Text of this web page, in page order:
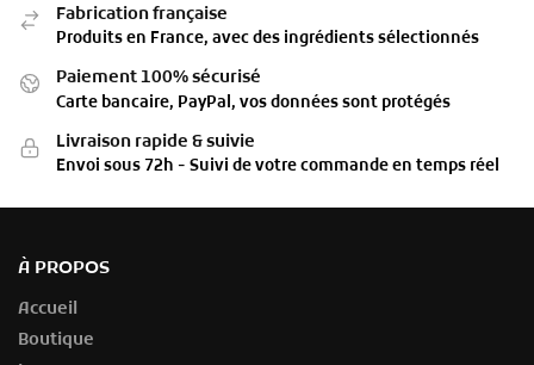
Fabrication française
Produits en France, avec des ingrédients sélectionnés
Paiement 100% sécurisé
Carte bancaire, PayPal, vos données sont protégés
Livraison rapide & suivie
Envoi sous 72h - Suivi de votre commande en temps réel
À PROPOS
Accueil
Boutique